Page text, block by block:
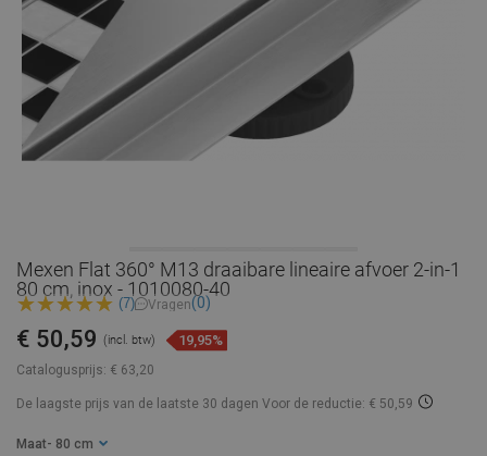
Mexen Flat 360° M13 draaibare lineaire afvoer 2-in-1
80 cm, inox - 1010080-40
(7) Vragen(0)
Catalogusprijs: € 63,20
€ 50,59 (incl. btw) 19,95%
De laagste prijs van de laatste 30 dagen Voor de reductie: € 50,59
Maat - 80 cm